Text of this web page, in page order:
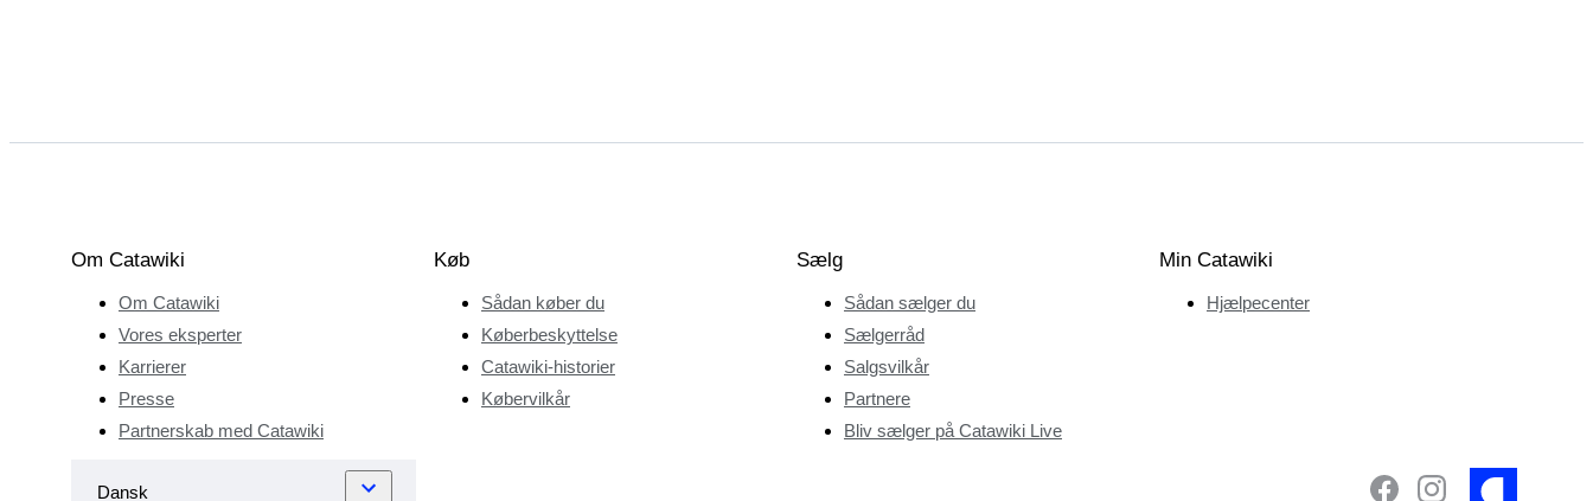
Om Catawiki
Om Catawiki
Vores eksperter
Karrierer
Presse
Partnerskab med Catawiki
Køb
Sådan køber du
Køberbeskyttelse
Catawiki-historier
Købervilkår
Sælg
Sådan sælger du
Sælgerråd
Salgsvilkår
Partnere
Bliv sælger på Catawiki Live
Min Catawiki
Hjælpecenter